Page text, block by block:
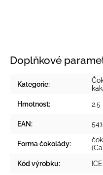
Doplňkové
Kategorie:
Hmotnost: 2.5
EAN:
Forma čokolády:
Kód výrobku: